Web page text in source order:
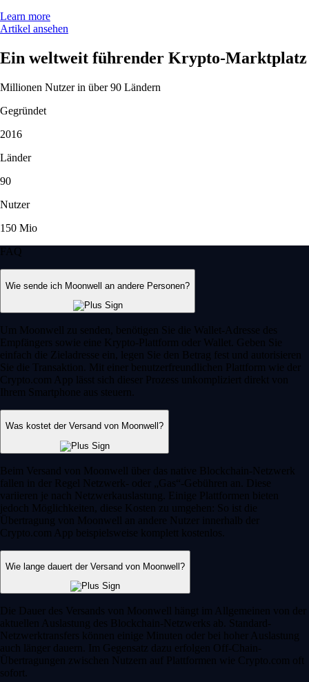
Learn more
Artikel ansehen
Ein weltweit führender Krypto-Marktplatz
Millionen Nutzer in über 90 Ländern
Gegründet
2016
Länder
90
Nutzer
150 Mio
FAQ
Wie sende ich Moonwell an andere Personen?
Um Moonwell zu senden, benötigen Sie die Wallet-Adresse des
Empfängers sowie eine Krypto-Plattform oder Wallet. Geben Sie
einfach die Zieladresse ein, legen Sie den Betrag fest und autorisieren
Sie die Transaktion. Mit einer benutzerfreundlichen Plattform wie der
Crypto.com App lässt sich dieser Prozess unkompliziert direkt von
Ihrem Smartphone aus steuern.
Was kostet der Versand von Moonwell?
Beim Versand von Moonwell über das native Blockchain-Netzwerk
fallen in der Regel Netzwerk- oder „Gas“-Gebühren an. Diese
variieren je nach Netzwerkauslastung. Einige Plattformen bieten
jedoch Möglichkeiten, diese Kosten zu umgehen: So ist die
Übertragung von Moonwell an andere Nutzer innerhalb der
Crypto.com App beispielsweise komplett kostenlos.
Wie lange dauert der Versand von Moonwell?
Die Dauer des Versands von Moonwell hängt im Allgemeinen von der
aktuellen Auslastung des Blockchain-Netzwerks ab. Standard-
Netzwerktransfers können einige Minuten oder bei hoher Auslastung
auch länger dauern. Im Gegensatz dazu erfolgen Off-Chain-
Übertragungen zwischen Nutzern auf Plattformen wie Crypto.com oft
sofort.